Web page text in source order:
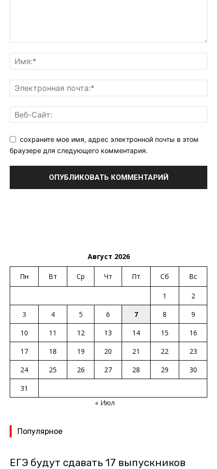
сохраните мое имя, адрес электронной почты в этом
браузере для следующего комментария.
Август 2026
Пн Вт Ср Чт Пт Сб Вс
1
2
3
4 5 6 7 8
9
10
11 12 13 14 15
16
17
18 19 20 21 22
23
24
25 26 27 28 29
30
31
« Июл
Популярное
ЕГЭ будут сдавать 17 выпускников